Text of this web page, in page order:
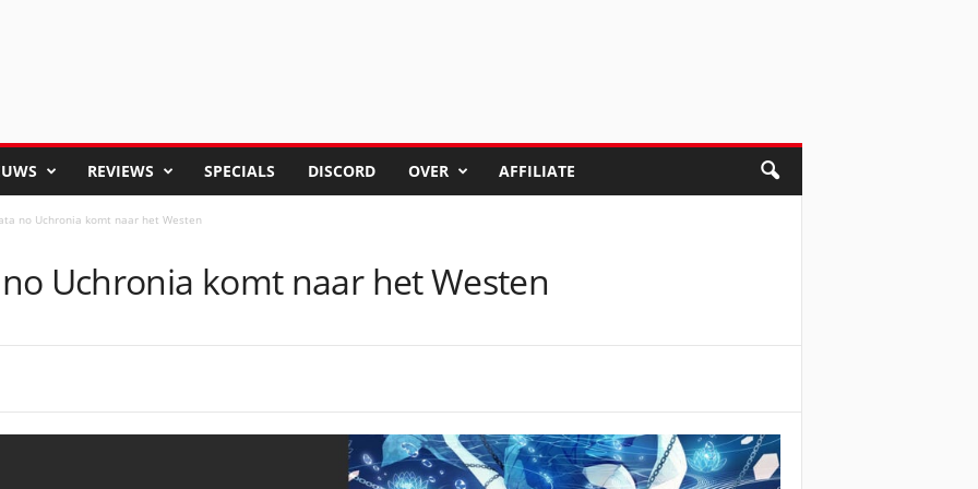
REVIEWS SPECIALS DISCORD OVER AFFILIATE
no Uchronia komt naar het Westen
Uchronia komt naar het Westen